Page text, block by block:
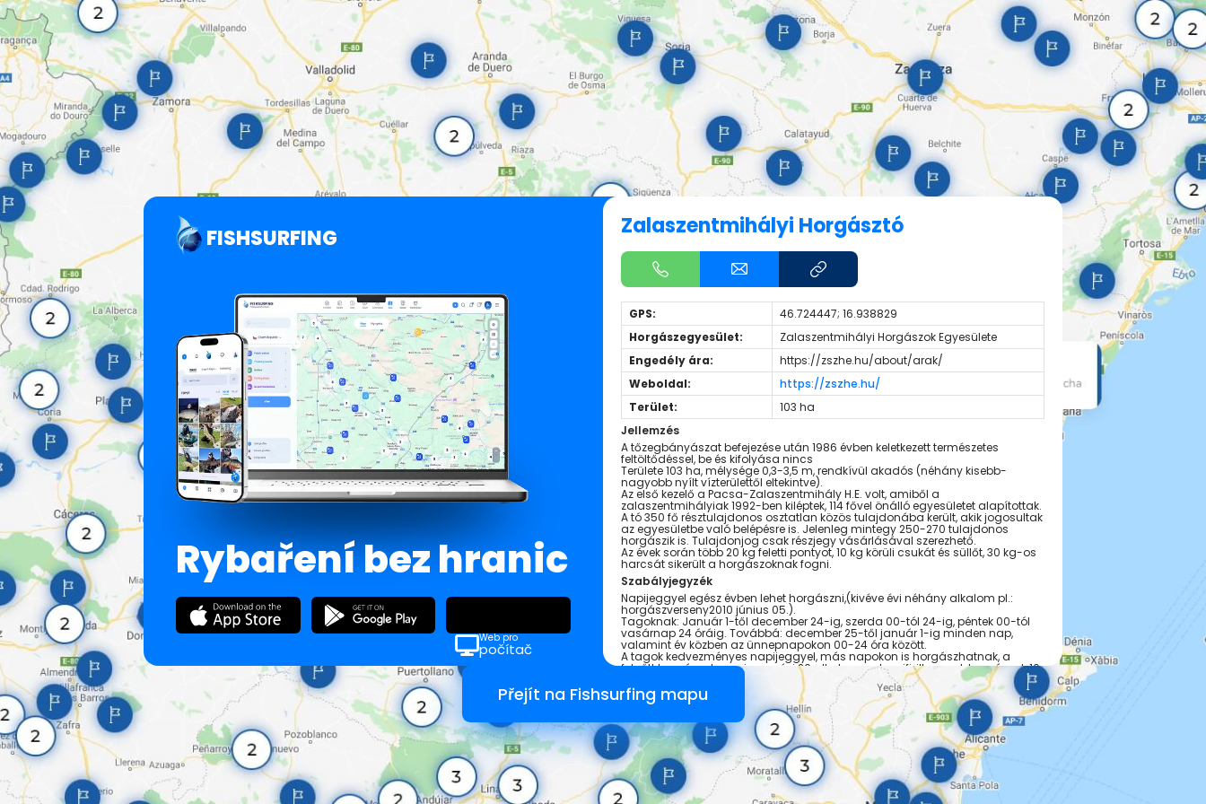
FISHSURFING
Rybaření bez hranic
Web pro
počítač
Zalaszentmihályi Horgásztó
GPS:
46.724447; 16.938829
Horgászegyesület:
Zalaszentmihályi Horgászok Egyesülete
Engedély ára:
https://zszhe.hu/about/arak/
Weboldal:
https://zszhe.hu/
Terület:
103 ha
Jellemzés
A tőzegbányászat befejezése után 1986 évben keletkezett természetes
feltöltődéssel, be és kifolyása nincs
Területe 103 ha, mélysége 0,3-3,5 m, rendkívül akadós (néhány kisebb-
nagyobb nyílt vízterülettől eltekintve).
Az első kezelő a Pacsa-Zalaszentmihály H.E. volt, amiből a
zalaszentmihályiak 1992-ben kiléptek, 114 fővel önálló egyesületet alapítottak.
A tó 350 fő résztulajdonos osztatlan közös tulajdonába került, akik jogosultak
az egyesületbe való belépésre is. Jelenleg mintegy 250-270 tulajdonos
horgászik is. Tulajdonjog csak részjegy vásárlásával szerezhető.
Az évek során több 20 kg feletti pontyot, 10 kg körüli csukát és süllőt, 30 kg-os
harcsát sikerült a horgászoknak fogni.
Szabályjegyzék
Napijeggyel egész évben lehet horgászni,(kivéve évi néhány alkalom pl.:
horgászverseny2010 június 05.).
Tagoknak: Január 1-től december 24-ig, szerda 00-tól 24-ig, péntek 00-tól
vasárnap 24 óráig. Továbbá: december 25-től január 1-ig minden nap,
valamint év közben az ünnepnapokon 00-24 óra között.
A tagok kedvezményes napijeggyel, más napokon is horgászhatnak, a
felnőtt horgászok maximum évi 20 alkalommal, az ifi, ill. gyerek horgászok 10
II. TILALMAK:
Fajta szerint: az országos horgászrend szerint.
Rendkívüli tilalom: az őszi pontytelepítés után 2 hétig tilos pontyra horgászni.
(2010.évtől)
Rendkívüli tilalom: az őszi pontytelepítés után egész évben pontyra, a
társadalmi munkák idején és a horgászversenyt megelőző napon minden
halra TILOS a horgászat.(2009-ig)
III. ESZKÖZHASZNÁLAT:
Pergetni a csuka és a süllő fogás tilalma idején TILOS!!!
Felnőtt horgász két készséget,
Přejít na Fishsurfing mapu